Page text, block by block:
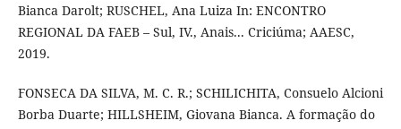
Bianca Darolt; RUSCHEL, Ana Luiza In: ENCONTRO
REGIONAL DA FAEB – Sul, IV., Anais... Criciúma; AAESC,
2019.
FONSECA DA SILVA, M. C. R.; SCHILICHITA, Consuelo Alcioni
Borba Duarte; HILLSHEIM, Giovana Bianca. A formação do